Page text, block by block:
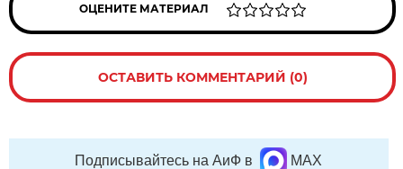
ОЦЕНИТЕ МАТЕРИАЛ
ОСТАВИТЬ КОММЕНТАРИЙ (0)
Подписывайтесь на АиФ в MAX